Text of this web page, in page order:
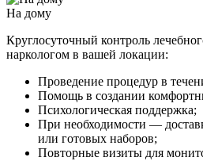
На дому
Круглосуточный контроль
наркологом в вашей локации:
Проведение процедур в
Помощь в создании
Психологическая поддержка;
При необходимости —
или готовых наборов;
Повторные визиты для